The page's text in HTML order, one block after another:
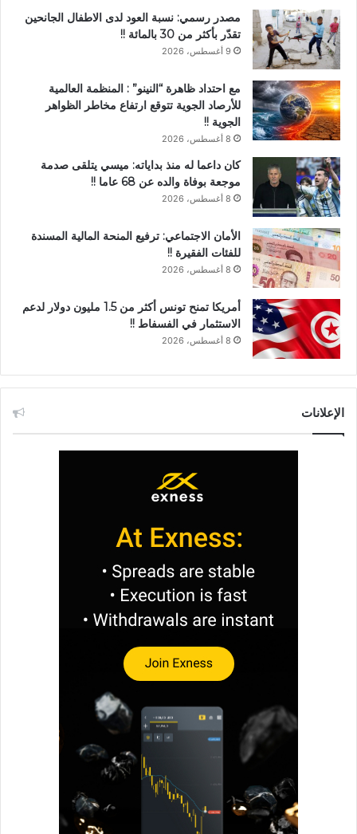
مصدر رسمي: نسبة العود لدى الاطفال الجانحين
تقدّر بأكثر من 30 بالمائة !!
9 أغسطس، 2026
مع احتداد ظاهرة “النينو” : المنظمة العالمية
للأرصاد الجوية تتوقع ارتفاع مخاطر الظواهر
الجوية !!
8 أغسطس، 2026
كان داعما له منذ بداياته: ميسي يتلقى صدمة
موجعة بوفاة والده عن 68 عاما !!
8 أغسطس، 2026
الأمان الاجتماعي: ترفيع المنحة المالية المسندة
للفئات الفقيرة !!
8 أغسطس، 2026
أمريكا تمنح تونس أكثر من 1.5 مليون دولار لدعم
الاستثمار في الفسفاط !!
8 أغسطس، 2026
الإعلانات